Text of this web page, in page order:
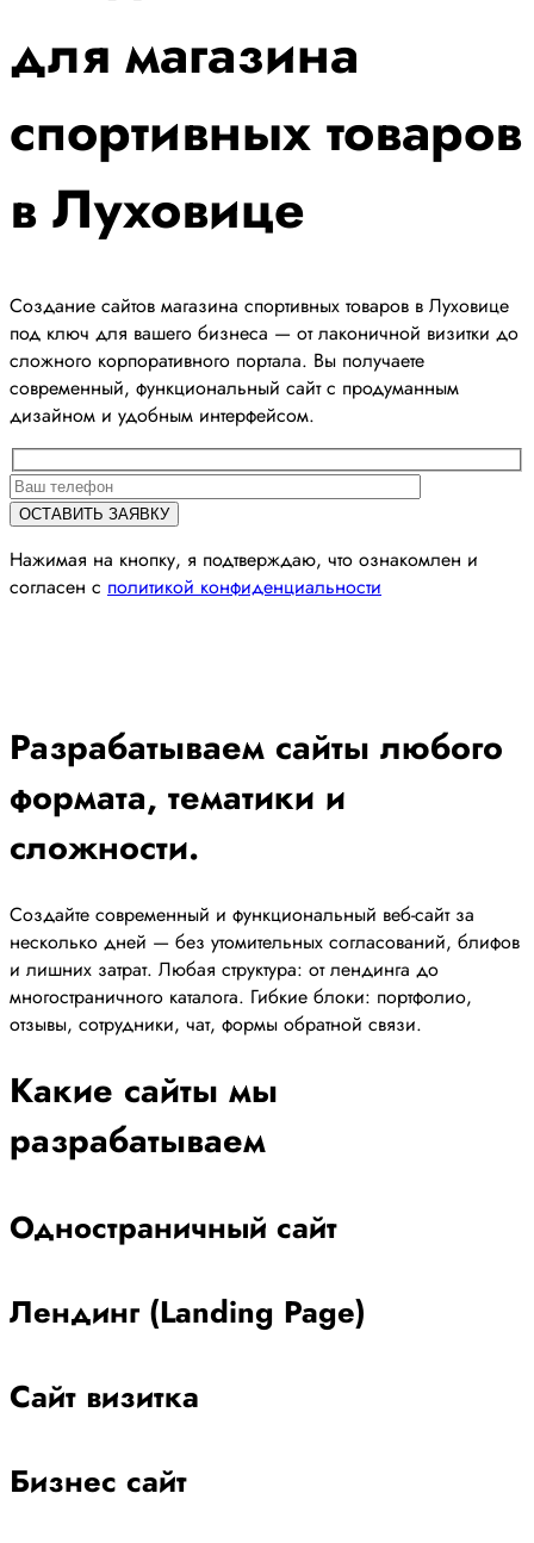
для магазина
спортивных товаров
в Луховице
Создание сайтов магазина спортивных товаров в Луховице
под ключ для вашего бизнеса — от лаконичной визитки до
сложного корпоративного портала. Вы получаете
современный, функциональный сайт с продуманным
дизайном и удобным интерфейсом.
Нажимая на кнопку, я подтверждаю, что ознакомлен и
согласен с политикой конфиденциальности
Разрабатываем сайты любого
формата, тематики и
сложности.
Создайте современный и функциональный веб-сайт за
несколько дней — без утомительных согласований, блифов
и лишних затрат. Любая структура: от лендинга до
многостраничного каталога. Гибкие блоки: портфолио,
отзывы, сотрудники, чат, формы обратной связи.
Какие сайты мы
разрабатываем
Одностраничный сайт
Лендинг (Landing Page)
Сайт визитка
Бизнес сайт